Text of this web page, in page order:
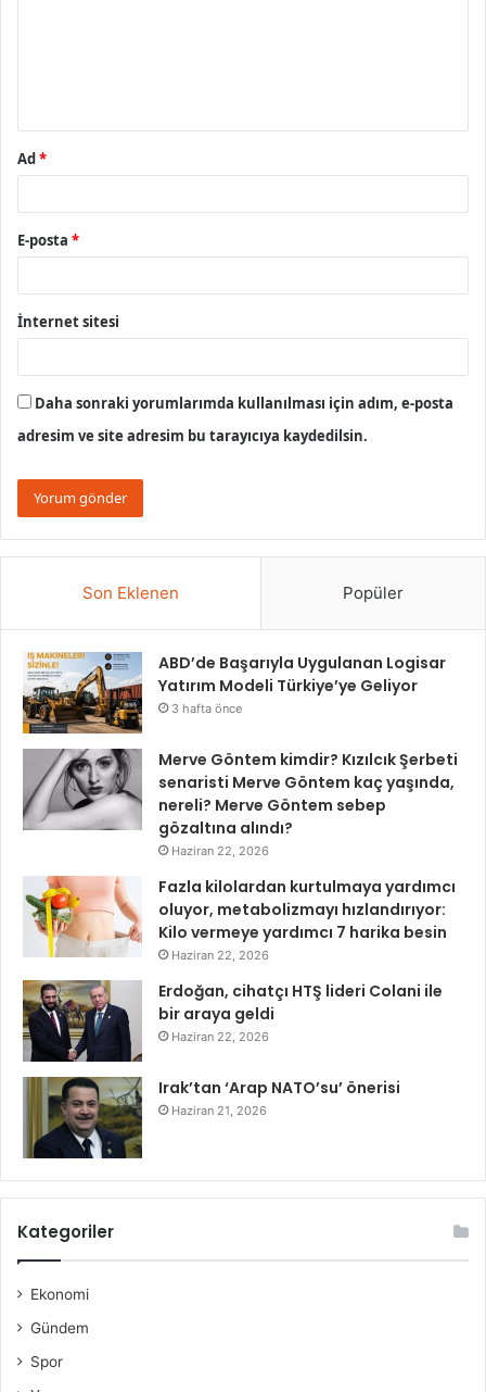
Ad*
E-posta *
İnternet sitesi
Daha sonraki yorumlarımda kullanılması için adım, e-posta
adresim ve site adresim bu tarayıcıya kaydedilsin.
Son Eklenen Popüler
ABD’de Başarıyla Uygulanan Logisar
Yatırım Modeli Türkiye’ye Geliyor
3 hafta önce
Merve Göntem kimdir? Kızılcık Şerbeti
senaristi Merve Göntem kaç yaşında,
nereli? Merve Göntem sebep
gözaltına alındı?
Haziran 22, 2026
Fazla kilolardan kurtulmaya yardımcı
oluyor, metabolizmayı hızlandırıyor:
Kilo vermeye yardımcı 7 harika besin
Haziran 22, 2026
Erdoğan, cihatçı HTŞ lideri Colani ile
bir araya geldi
Haziran 22, 2026
Irak’tan ‘Arap NATO’su’ önerisi
Haziran 21, 2026
Kategoriler
Ekonomi
Gündem
Spor